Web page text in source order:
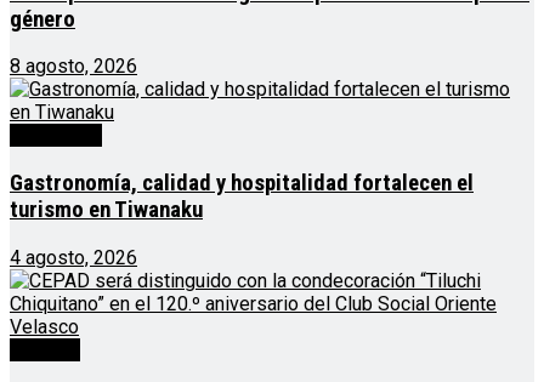
género
8 agosto, 2026
Gastronomía, calidad y hospitalidad fortalecen el
turismo en Tiwanaku
4 agosto, 2026